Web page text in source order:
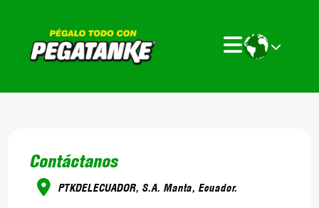
Contáctanos
PTKDELECUADOR, S.A. Manta, Ecuador.